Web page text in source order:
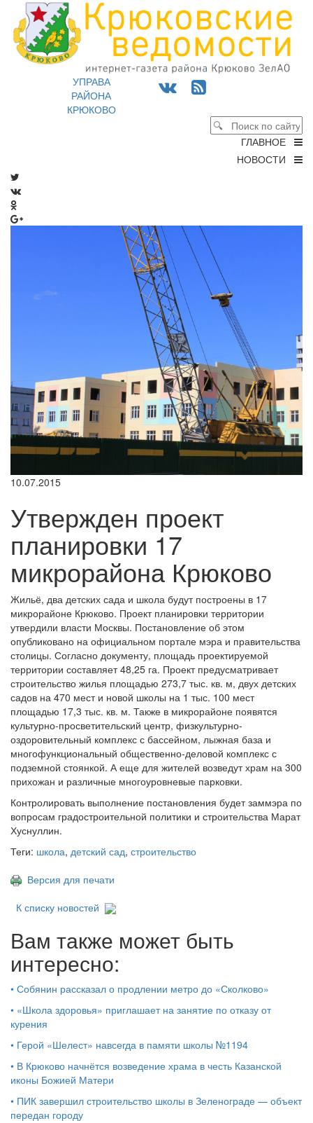
УПРАВА
РАЙОНА
КРЮКОВО
ГЛАВНОЕ
НОВОСТИ
10.07.2015
Утвержден проект
планировки 17
микрорайона Крюково
Жильё, два детских сада и школа будут построены в 17
микрорайоне Крюково. Проект планировки территории
утвердили власти Москвы. Постановление об этом
опубликовано на официальном портале мэра и правительства
столицы. Согласно документу, площадь проектируемой
территории составляет 48,25 га. Проект предусматривает
строительство жилья площадью 273,7 тыс. кв. м, двух детских
садов на 470 мест и новой школы на 1 тыс. 100 мест
площадью 17,3 тыс. кв. м. Также в микрорайоне появятся
культурно-просветительский центр, физкультурно-
оздоровительный комплекс с бассейном, лыжная база и
многофункциональный общественно-деловой комплекс с
подземной стоянкой. А еще для жителей возведут храм на 300
прихожан и различные многоуровневые парковки.
Контролировать выполнение постановления будет заммэра по
вопросам градостроительной политики и строительства Марат
Хуснуллин.
Теги: школа, детский сад, строительство
Версия для печати
К списку новостей
Вам также может быть
интересно:
• Собянин рассказал о продлении метро до «Сколково»
• «Школа здоровья» приглашает на занятие по отказу от
курения
• Герой «Шелест» навсегда в памяти школы №1194
• В Крюково начнётся возведение храма в честь Казанской
иконы Божией Матери
• ПИК завершил строительство школы в Зеленограде — объект
передан городу